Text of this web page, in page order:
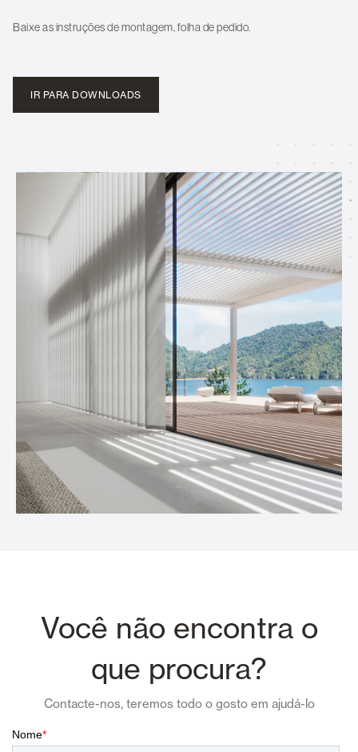
Baixe as instruções de montagem, folha de pedido.
IR PARA DOWNLOADS
Você não encontra o
que procura?
Contacte-nos, teremos todo o gosto em ajudá-lo